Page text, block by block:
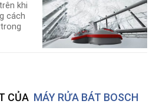
khi
cách
CỦA MÁY RỬA BÁT BOSCH